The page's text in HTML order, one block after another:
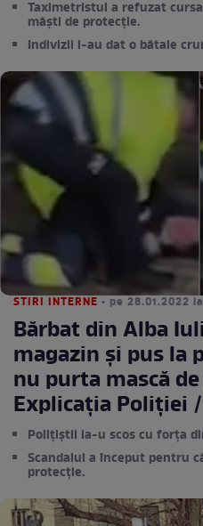
Taximetristul a refuzat
măști de protecție.
Indivizii i-au dat o bătaie
STIRI INTERNE • pe 28.01.2022
Bărbat din Alba
magazin și pus la
nu purta mască
Explicația Poliției /
Polițiștii la-u scos cu forța
Scandalul a început pentru
protecție.